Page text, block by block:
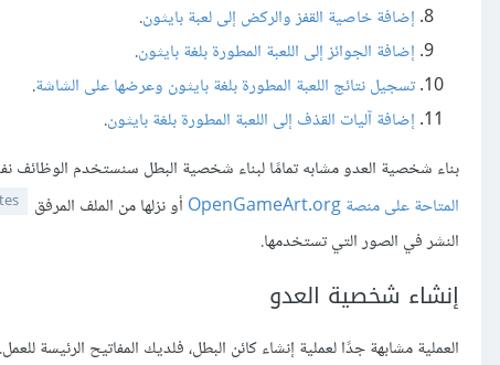
إضافة خاصية القفز والركض إلى لعبة بايثون.
إضافة الجوائز إلى اللعبة المطورة بلغة بايثون.
تسجيل نتائج اللعبة المطورة بلغة بايثون وعرضها على الشاشة.
إضافة آليات القذف إلى اللعبة المطورة بلغة بايثون.
بناء شخصية العدو مشابه تمامًا لبناء شخصية البطل سنستخدم
المتاحة على منصة OpenGameArt.org
أو نزلها من الملف المرفق
النشر في الصور التي تستخدمها.
إنشاء شخصية العدو
العملية مشابهة جدًا لعملية إنشاء كائن البطل، فلديك المفاتيح الرئيسة للعمل.